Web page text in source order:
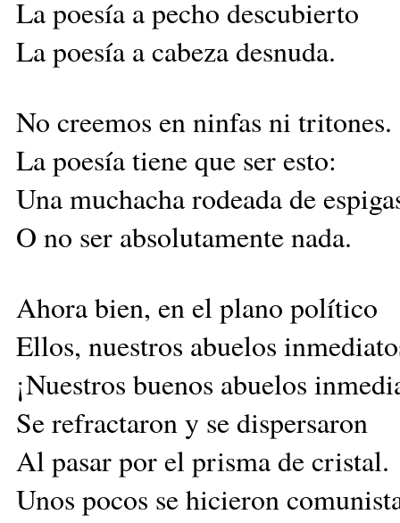
La poesía a pecho descubierto
La poesía a cabeza desnuda.
No creemos en ninfas ni tritones.
La poesía tiene que ser esto:
Una muchacha rodeada de
O no ser absolutamente nada.
Ahora bien, en el plano político
Ellos, nuestros abuelos
¡Nuestros buenos abuelos
Se refractaron y se dispersaron
Al pasar por el prisma de cristal.
Unos pocos se hicieron